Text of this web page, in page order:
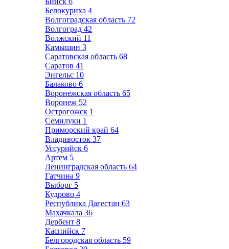
Белокуриха 4
Волгоградская область 72
Волгоград 42
Волжский 11
Камышин 3
Саратовская область 68
Саратов 41
Энгельс 10
Балаково 6
Воронежская область 65
Воронеж 52
Острогожск 1
Семилуки 1
Приморский край 64
Владивосток 37
Уссурийск 6
Артем 5
Ленинградская область 64
Гатчина 9
Выборг 5
Кудрово 4
Республика Дагестан 63
Махачкала 36
Дербент 8
Каспийск 7
Белгородская область 59